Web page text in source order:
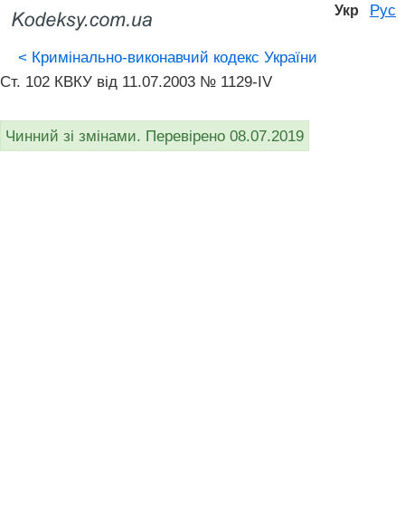
Укр Рус
< Кримінально-виконавчий кодекс України
Ст. 102 КВКУ від 11.07.2003 № 1129-IV
Чинний зі змінами. Перевірено 08.07.2019